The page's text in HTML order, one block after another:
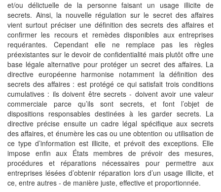
et/ou délictuelle de la personne faisant un usage illicite de
secrets. Ainsi, la nouvelle régulation sur le secret des affaires
vient surtout préciser une définition des secrets des affaires et
confirmer les recours et remèdes disponibles aux entreprises
requérantes. Cependant elle ne remplace pas les règles
préexistantes sur le devoir de confidentialité mais plutôt offre une
base légale alternative pour protéger un secret des affaires. La
directive européenne harmonise notamment la définition des
secrets des affaires : est protégé ce qui satisfait trois conditions
cumulatives : ils doivent être secrets - doivent avoir une valeur
commerciale parce qu’ils sont secrets, et font l’objet de
dispositions responsables destinées à les garder secrets. La
directive précise ensuite un cadre légal spécifique aux secrets
des affaires, et énumère les cas ou une obtention ou utilisation de
ce type d’information est illicite, et prévoit des exceptions. Elle
impose enfin aux États membres de prévoir des mesures,
procédures et réparations nécessaires pour permettre aux
entreprises lésées d’obtenir réparation lors d’un usage illicite, et
ce, entre autres - de manière juste, effective et proportionnée.